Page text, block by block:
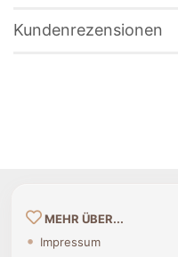
Kundenrezensionen
MEHR ÜBER...
Impressum